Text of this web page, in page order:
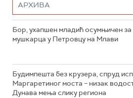
Бор, ухапшен младић осумњичен за
мушкарца у Петровцу на Млави
Будимпешта без крузера, спруд
Маргаретиног моста – низак
Дунава мења слику региона